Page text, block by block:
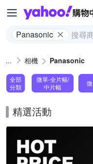
Panasonic
相機 Panasonic
全部
分類
微單-全片幅/
中片幅
精選活動